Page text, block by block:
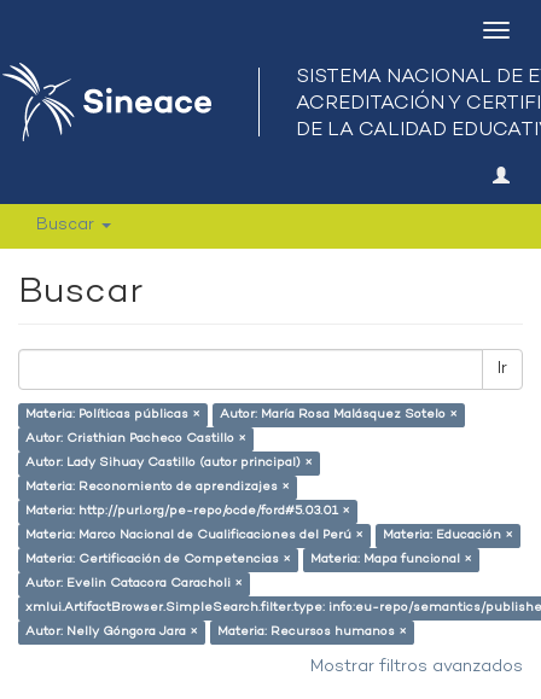
Buscar
Buscar
Ir
Materia: Políticas públicas ×
Autor: María Rosa Malásquez Sotelo ×
Autor: Cristhian Pacheco Castillo ×
Autor: Lady Sihuay Castillo (autor principal) ×
Materia: Reconomiento de aprendizajes ×
Materia: http://purl.org/pe-repo/ocde/ford#5.03.01 ×
Materia: Marco Nacional de Cualificaciones del Perú ×
Materia: Educación ×
Materia: Certificación de Competencias ×
Materia: Mapa funcional ×
Autor: Evelin Catacora Caracholi ×
xmlui.ArtifactBrowser.SimpleSearch.filter.type: info:eu-repo/semantics/
Autor: Nelly Góngora Jara ×
Materia: Recursos humanos ×
Mostrar filtros avanzados